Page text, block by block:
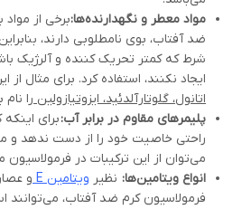
مواد معطر و نگهدارنده‌ها:برخی از مواد
ضد آفتاب، بوی نامطلوبی دارند،
شرط که کمتر تحریک کننده و آلرژیک
ایجاد نکنند، استفاده کرد. برای مثال
اتانول، گلوتارآلدئید، ایزوتیازولینرا نام
پلیمرهای مقاوم در برابر آب:برای
راحتی خاصیت خود را از دست ندهد و
می‌توان از این ترکیبات در
انواع ویتامین‌ها: نظیر ویتامینE
و
فرمولاسیون کرم ضد آفتاب، می‌توانند